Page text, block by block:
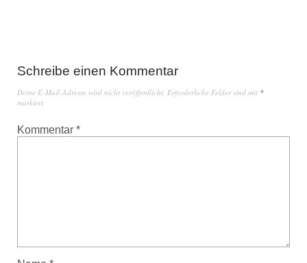
Schreibe einen Kommentar
Deine E-Mail-Adresse wird nicht veröffentlicht. Erforderliche Felder sind mit *
markiert
Kommentar *